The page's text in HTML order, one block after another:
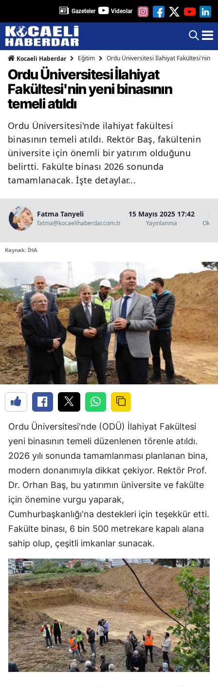
Gazeteler Videolar
Kocaeli Haberdar Eğitim Ordu Üniversitesi İlahiyat Fakültesi'nin
Ordu Üniversitesi İlahiyat
Fakültesi'nin yeni binasının
temeli atıldı
Ordu Üniversitesi'nde ilahiyat fakültesi
binasının temeli atıldı. Rektör Baş, fakültenin
üniversite için önemli bir yatırım olduğunu
belirtti. Fakülte binası 2026 sonunda
tamamlanacak. İşte detaylar...
Fatma Tanyeli
fatma@kocaelihaberdar.com.tr
15 Mayıs 2025 17:42
Yayınlanma
2
Kaynak: İHA
Ordu Üniversitesi'nde (ODÜ) İlahiyat Fakültesi
yeni binasının temeli düzenlenen törenle atıldı.
2026 yılı sonunda tamamlanması planlanan bina,
modern donanımıyla dikkat çekiyor. Rektör Prof.
Dr. Orhan Baş, bu yatırımın üniversite ve fakülte
için önemine vurgu yaparak,
Cumhurbaşkanlığı'na destekleri için teşekkür etti.
Fakülte binası, 6 bin 500 metrekare kapalı alana
sahip olup, çeşitli imkanlar sunacak.